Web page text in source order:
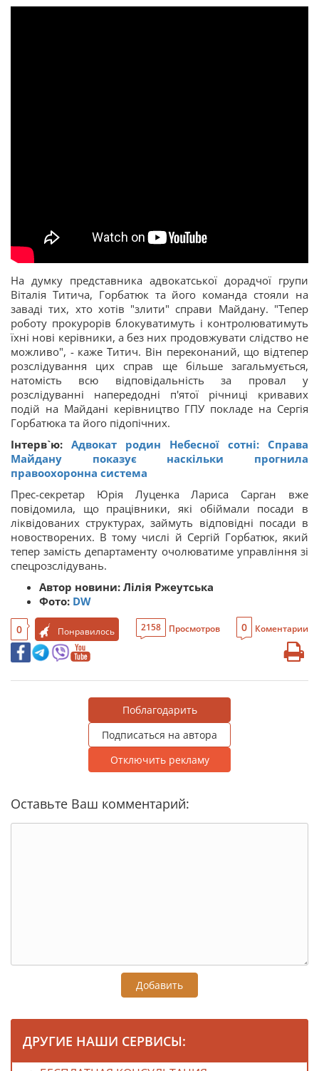
На думку представника адвокатської дорадчої групи
Віталія Титича, Горбатюк та його команда стояли на
заваді тих, хто хотів "злити" справи Майдану. "Тепер
роботу прокурорів блокуватимуть і контролюватимуть
їхні нові керівники, а без них продовжувати слідство не
можливо", - каже Титич. Він переконаний, що відтепер
розслідування цих справ ще більше загальмується,
натомість всю відповідальність за провал у
розслідуванні напередодні п'ятої річниці кривавих
подій на Майдані керівництво ГПУ покладе на Сергія
Горбатюка та його підопічних.
Інтерв`ю: Адвокат родин Небесної сотні: Справа
Майдану показує наскільки прогнила
правоохоронна система
Прес-секретар Юрія Луценка Лариса Сарган вже
повідомила, що працівники, які обіймали посади в
ліквідованих структурах, займуть відповідні посади в
новостворених. В тому числі й Сергій Горбатюк, який
тепер замість департаменту очолюватиме управління зі
спецрозслідувань.
Автор новини: Лілія Ржеутська
Фото: DW
0 Понравилось 2158 Просмотров 0 Коментарии
Поблагодарить
Подписаться на автора
Отключить рекламу
Оставьте Ваш комментарий:
Добавить
ДРУГИЕ НАШИ СЕРВИСЫ: